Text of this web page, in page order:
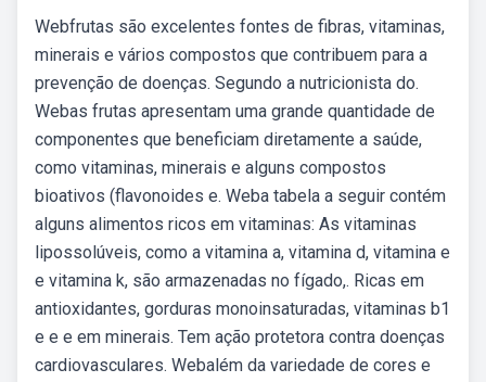
Webfrutas são excelentes fontes de fibras, vitaminas,
minerais e vários compostos que contribuem para a
prevenção de doenças. Segundo a nutricionista do.
Webas frutas apresentam uma grande quantidade de
componentes que beneficiam diretamente a saúde,
como vitaminas, minerais e alguns compostos
bioativos (flavonoides e. Weba tabela a seguir contém
alguns alimentos ricos em vitaminas: As vitaminas
lipossolúveis, como a vitamina a, vitamina d, vitamina e
e vitamina k, são armazenadas no fígado,. Ricas em
antioxidantes, gorduras monoinsaturadas, vitaminas b1
e e e em minerais. Tem ação protetora contra doenças
cardiovasculares. Webalém da variedade de cores e